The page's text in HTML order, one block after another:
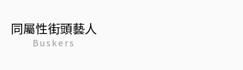
同屬性街頭藝人
Buskers